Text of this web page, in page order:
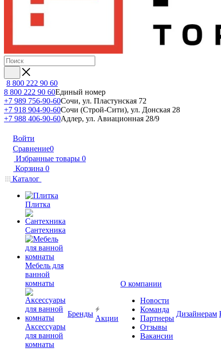
8 800 222 90 60
8 800 222 90 60Единый номер
+7 989 756-90-60Сочи, ул. Пластунская 72
+7 918 904-90-60Сочи (Строй-Сити), ул. Донская 28
+7 988 406-90-60Адлер, ул. Авиационная 28/9
Войти
Сравнение0
Избранные товары 0
Корзина 0
Каталог
Плитка
Сантехника
Мебель для
ванной
комнаты
Аксессуары
для ванной
комнаты
Бренды
Акции
О компании
Новости
Команда
Партнеры
Отзывы
Вакансии
Дизайнерам